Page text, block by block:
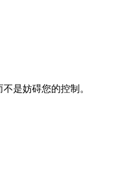
是妨碍您的控制。